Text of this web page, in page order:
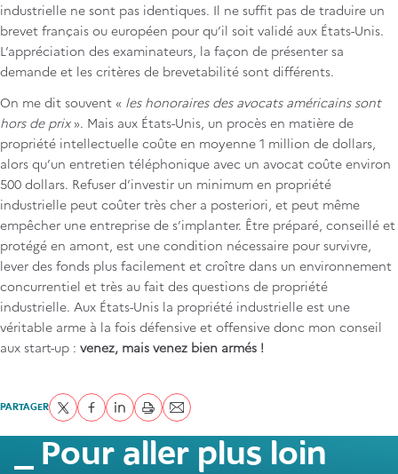
industrielle ne sont pas identiques. Il ne suffit pas de traduire un
brevet français ou européen pour qu’il soit validé aux États-Unis.
L’appréciation des examinateurs, la façon de présenter sa
demande et les critères de brevetabilité sont différents.
On me dit souvent « les honoraires des avocats américains sont
hors de prix». Mais aux États-Unis, un procès en matière de
propriété intellectuelle coûte en moyenne 1 million de dollars,
alors qu’un entretien téléphonique avec un avocat coûte environ
500 dollars. Refuser d’investir un minimum en propriété
industrielle peut coûter très cher a posteriori, et peut même
empêcher une entreprise de s’implanter. Être préparé, conseillé et
protégé en amont, est une condition nécessaire pour survivre,
lever des fonds plus facilement et croître dans un environnement
concurrentiel et très au fait des questions de propriété
industrielle. Aux États-Unis la propriété industrielle est une
véritable arme à la fois défensive et offensive donc mon conseil
aux start-up : venez, mais venez bien armés !
PARTAGERPartager sur Twitter
Partager sur Facebook
Partager sur LinkedIn
imprimerEnvoyer par courriel
Pour aller plus loin